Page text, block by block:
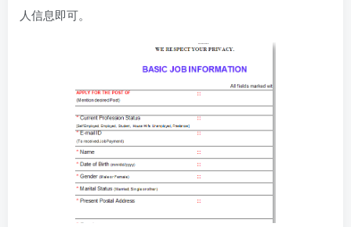
人信息即可。